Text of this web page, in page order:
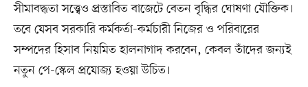
সীমাবদ্ধতা সত্ত্বেও প্রস্তাবিত বাজেটে বেতন বৃদ্ধির ঘোষণা যৌক্তিক।
তবে যেসব সরকারি কর্মকর্তা-কর্মচারী নিজের ও পরিবারের
সম্পদের হিসাব নিয়মিত হালনাগাদ করবেন, কেবল তাঁদের জন্যই
নতুন পে-স্কেল প্রযোজ্য হওয়া উচিত।